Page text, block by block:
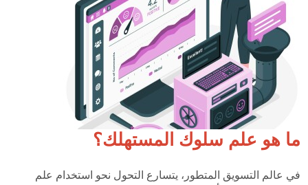
ما هو علم سلوك المستهلك؟
في عالم التسويق المتطور، يتسارع التحول نحو استخدام علم